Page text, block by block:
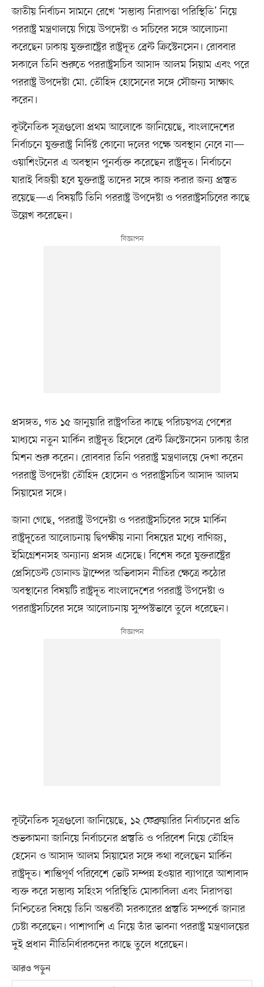
জাতীয় নির্বাচন সামনে রেখে ‘সম্ভাব্য নিরাপত্তা পরিস্থিতি’ নিয়ে
পররাষ্ট্র মন্ত্রণালয়ে গিয়ে উপদেষ্টা ও সচিবের সঙ্গে আলোচনা
করেছেন ঢাকায় যুক্তরাষ্ট্রের রাষ্ট্রদূত ব্রেন্ট ক্রিস্টেনসেন। রোববার
সকালে তিনি শুরুতে পররাষ্ট্রসচিব আসাদ আলম সিয়াম এবং পরে
পররাষ্ট্র উপদেষ্টা মো. তৌহিদ হোসেনের সঙ্গে সৌজন্য সাক্ষাৎ
করেন।
কূটনৈতিক সূত্রগুলো প্রথম আলোকে জানিয়েছে, বাংলাদেশের
নির্বাচনে যুক্তরাষ্ট্র নির্দিষ্ট কোনো দলের পক্ষে অবস্থান নেবে না—
ওয়াশিংটনের এ অবস্থান পুনর্ব্যক্ত করেছেন রাষ্ট্রদূত। নির্বাচনে
যারাই বিজয়ী হবে যুক্তরাষ্ট্র তাদের সঙ্গে কাজ করার জন্য প্রস্তুত
রয়েছে—এ বিষয়টি তিনি পররাষ্ট্র উপদেষ্টা ও পররাষ্ট্রসচিবের কাছে
উল্লেখ করেছেন।
প্রসঙ্গত, গত ১৫ জানুয়ারি রাষ্ট্রপতির কাছে পরিচয়পত্র পেশের
মাধ্যমে নতুন মার্কিন রাষ্ট্রদূত হিসেবে ব্রেন্ট ক্রিস্টেনসেন ঢাকায় তাঁর
মিশন শুরু করেন। রোববার তিনি পররাষ্ট্র মন্ত্রণালয়ে দেখা করেন
পররাষ্ট্র উপদেষ্টা তৌহিদ হোসেন ও পররাষ্ট্রসচিব আসাদ আলম
সিয়ামের সঙ্গে।
জানা গেছে, পররাষ্ট্র উপদেষ্টা ও পররাষ্ট্রসচিবের সঙ্গে মার্কিন
রাষ্ট্রদূতের আলোচনায় দ্বিপক্ষীয় নানা বিষয়ের মধ্যে বাণিজ্য,
ইমিগ্রেশনসহ অন্যান্য প্রসঙ্গ এসেছে। বিশেষ করে যুক্তরাষ্ট্রের
প্রেসিডেন্ট ডোনাল্ড ট্রাম্পের অভিবাসন নীতির ক্ষেত্রে কঠোর
অবস্থানের বিষয়টি রাষ্ট্রদূত বাংলাদেশের পররাষ্ট্র উপদেষ্টা ও
পররাষ্ট্রসচিবের সঙ্গে আলোচনায় সুস্পস্টভাবে তুলে ধরেছেন।
কূটনৈতিক সূত্রগুলো জানিয়েছে, ১২ ফেব্রুয়ারির নির্বাচনের প্রতি
শুভকামনা জানিয়ে নির্বাচনের প্রস্তুতি ও পরিবেশ নিয়ে তৌহিদ
হেসেন ও আসাদ আলম সিয়ামের সঙ্গে কথা বলেছেন মার্কিন
রাষ্ট্রদূত। শান্তিপূর্ণ পরিবেশে ভোট সম্পন্ন হওয়ার ব্যাপারে আশাবাদ
ব্যক্ত করে সম্ভাব্য সহিংস পরিস্থিতি মোকাবিলা এবং নিরাপত্তা
নিশ্চিতের বিষয়ে তিনি অন্তর্বর্তী সরকারের প্রস্তুতি সম্পর্কে জানার
চেষ্টা করেছেন। পাশাপাশি এ নিয়ে তাঁর ভাবনা পররাষ্ট্র মন্ত্রণালয়ের
দুই প্রধান নীতিনির্ধারকদের কাছে তুলে ধরেছেন।
আরও পড়ুন